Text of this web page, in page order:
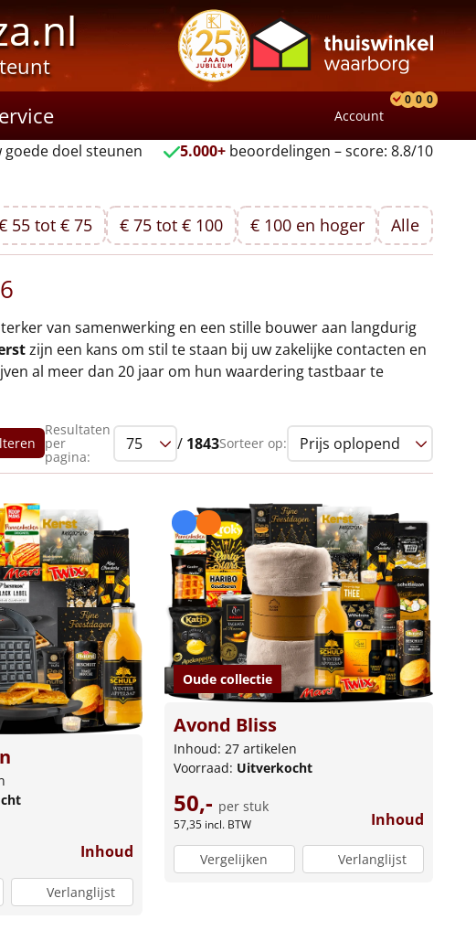
Account
0 0 0
goede doel steunen 5.000+ beoordelingen – score: 8.8/10
55 tot € 75 € 75 tot € 100 € 100 en hoger Alle
van samenwerking en een stille bouwer aan langdurig
zijn een kans om stil te staan bij uw zakelijke contacten en
al meer dan 20 jaar om hun waardering tastbaar te
Resultaten
per
pagina:
/ 1843Sorteer op:
Inhoud
Verlanglijst
Oude collectie
Avond Bliss
Inhoud: 27 artikelen
Voorraad: Uitverkocht
50,- per stuk
57,35 incl. BTW Inhoud
Vergelijken Verlanglijst